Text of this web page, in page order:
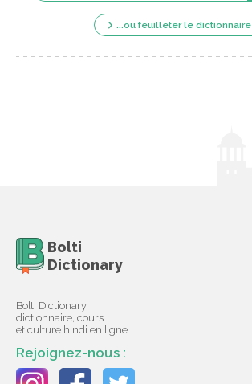
...ou feuilleter le dictionnaire
Bolti
Dictionary
Bolti Dictionary,
dictionnaire, cours
et culture hindi en ligne
Rejoignez-nous :